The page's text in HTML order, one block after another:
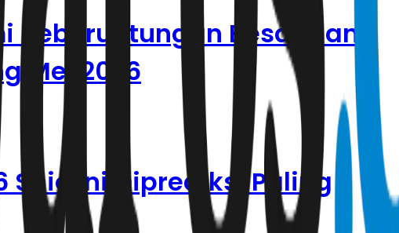
Keberuntungan Besar dan
Mei 2026
Ini Diprediksi Paling